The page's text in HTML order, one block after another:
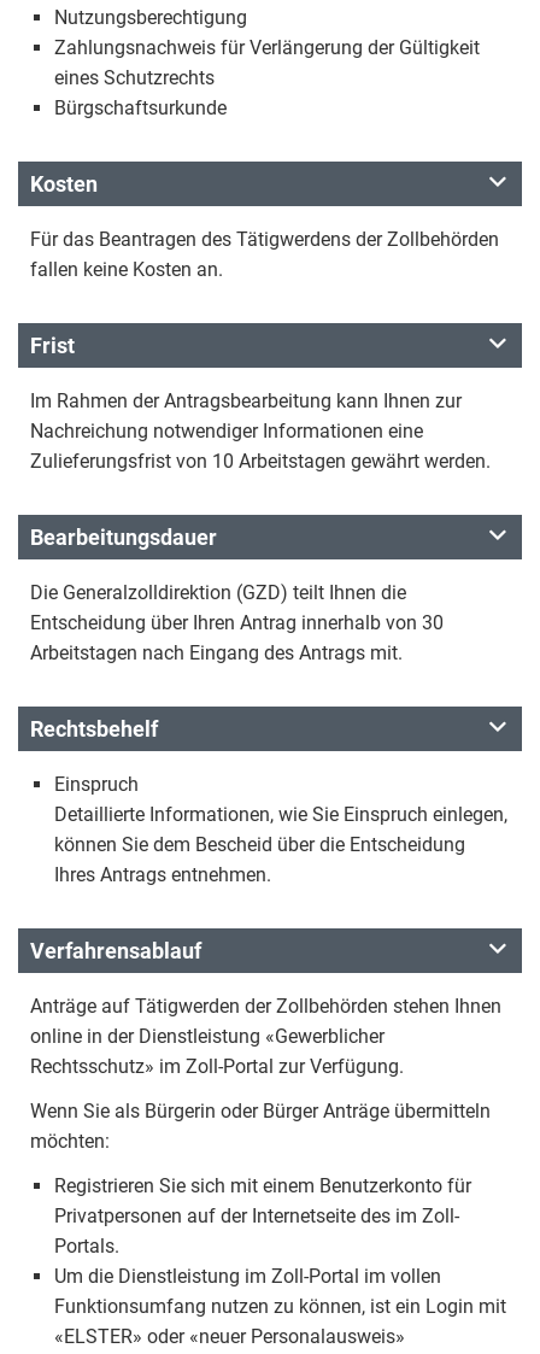
Nutzungsberechtigung
Zahlungsnachweis für Verlängerung der Gültigkeit
eines Schutzrechts
Bürgschaftsurkunde
Kosten
Für das Beantragen des Tätigwerdens der Zollbehörden
fallen keine Kosten an.
Frist
Im Rahmen der Antragsbearbeitung kann Ihnen zur
Nachreichung notwendiger Informationen eine
Zulieferungsfrist von 10 Arbeitstagen gewährt werden.
Bearbeitungsdauer
Die Generalzolldirektion (GZD) teilt Ihnen die
Entscheidung über Ihren Antrag innerhalb von 30
Arbeitstagen nach Eingang des Antrags mit.
Rechtsbehelf
Einspruch
Detaillierte Informationen, wie Sie Einspruch einlegen,
können Sie dem Bescheid über die Entscheidung
Ihres Antrags entnehmen.
Verfahrensablauf
Anträge auf Tätigwerden der Zollbehörden stehen Ihnen
online in der Dienstleistung «Gewerblicher
Rechtsschutz» im Zoll-Portal zur Verfügung.
Wenn Sie als Bürgerin oder Bürger Anträge übermitteln
möchten:
Registrieren Sie sich mit einem Benutzerkonto für
Privatpersonen auf der Internetseite des im Zoll-
Portals.
Um die Dienstleistung im Zoll-Portal im vollen
Funktionsumfang nutzen zu können, ist ein Login mit
«ELSTER» oder «neuer Personalausweis»